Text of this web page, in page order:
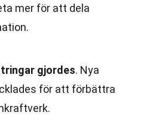
mer för att dela
gjordes. Nya
för att förbättra